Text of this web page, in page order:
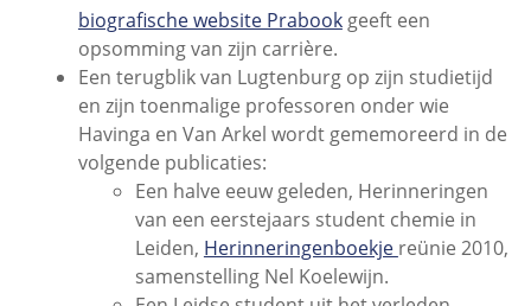
biografische website Prabookgeeft een
opsomming van zijn carrière.
Een terugblik van Lugtenburg op zijn studietijd
en zijn toenmalige professoren onder wie
Havinga en Van Arkel wordt gememoreerd in de
volgende publicaties:
Een halve eeuw geleden, Herinneringen
van een eerstejaars student chemie in
Leiden, Herinneringenboekje reünie 2010,
samenstelling Nel Koelewijn.